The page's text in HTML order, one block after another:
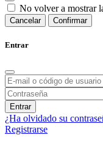
No volver a mostrar
Cancelar Confirmar
Entrar
Entrar
¿Ha olvidado su
Registrarse